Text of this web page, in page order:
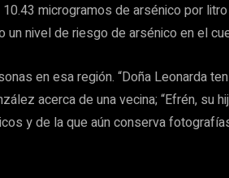
microgramos de arsénico por
nivel de riesgo de arsénico en el
en esa región. “Doña Leonarda
acerca de una vecina; “Efrén, su
y de la que aún conserva